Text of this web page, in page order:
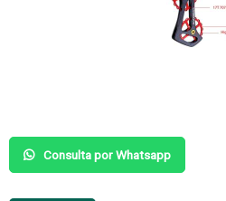
Consulta por Whatsapp